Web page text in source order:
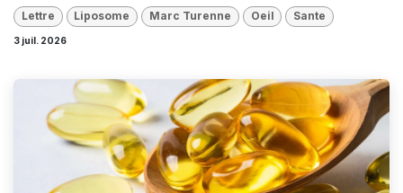
Lettre Liposome Marc Turenne Oeil Sante
3 juil. 2026